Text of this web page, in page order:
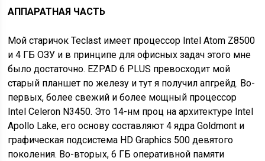
АППАРАТНАЯ ЧАСТЬ
Мой старичок Teclast имеет процессор Intel Atom Z8500
и 4 ГБ ОЗУ и в принципе для офисных задач этого мне
было достаточно. EZPAD 6 PLUS превосходит мой
старый планшет по железу и тут я получил апгрейд. Во-
первых, более свежий и более мощный процессор
Intel Celeron N3450. Это 14-нм проц на архитектуре Intel
Apollo Lake, его основу составляют 4 ядра Goldmont и
графическая подсистема HD Graphics 500 девятого
поколения. Во-вторых, 6 ГБ оперативной памяти